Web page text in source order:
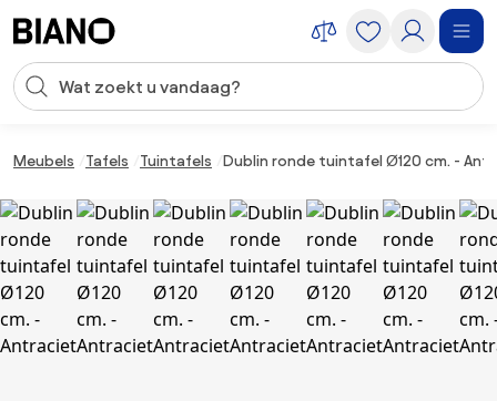
Zoekopdracht invoeren
Meubels Tafels Tuintafels Dublin ronde tuintafel Ø120 cm. -